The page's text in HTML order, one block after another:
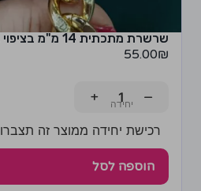
שרשרת מתכתית 14 מ"מ בציפוי בצבע זהב
55.00₪
−
+
רכישת יחידה ממוצר זה תצברו 2 נקודות!
הוספה לסל